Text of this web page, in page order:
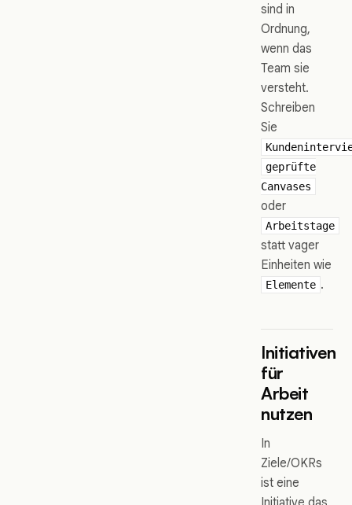
sind in
Ordnung,
wenn das
Team sie
versteht.
Schreiben
Sie
geprüfte
Canvases
oder
Arbeitstage
statt vager
Einheiten wie
Elemente .
Initiativen
für
Arbeit
nutzen
In
Ziele/OKRs
ist eine